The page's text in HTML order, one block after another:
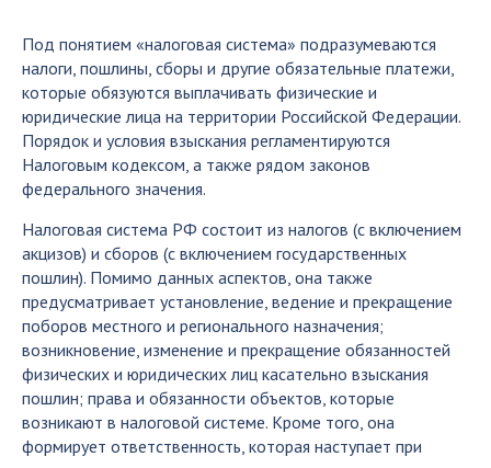
Под понятием «налоговая система» подразумеваются
налоги, пошлины, сборы и другие обязательные платежи,
которые обязуются выплачивать физические и
юридические лица на территории Российской Федерации.
Порядок и условия взыскания регламентируются
Налоговым кодексом, а также рядом законов
федерального значения.
Налоговая система РФ состоит из налогов (с включением
акцизов) и сборов (с включением государственных
пошлин). Помимо данных аспектов, она также
предусматривает установление, ведение и прекращение
поборов местного и регионального назначения;
возникновение, изменение и прекращение обязанностей
физических и юридических лиц касательно взыскания
пошлин; права и обязанности объектов, которые
возникают в налоговой системе. Кроме того, она
формирует ответственность, которая наступает при